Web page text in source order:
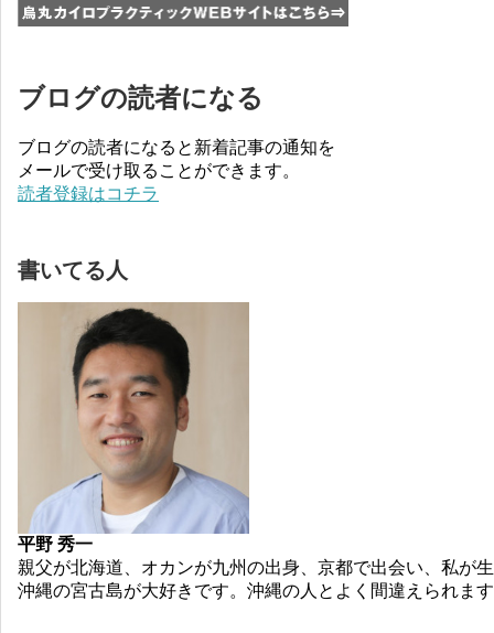
ブログの読者になる
ブログの読者になると新着記事の通知を
メールで受け取ることができます。
読者登録はコチラ
書いてる人
平野 秀一
親父が北海道、オカンが九州の出身、京都で出会い、私が
沖縄の宮古島が大好きです。沖縄の人とよく間違えられま